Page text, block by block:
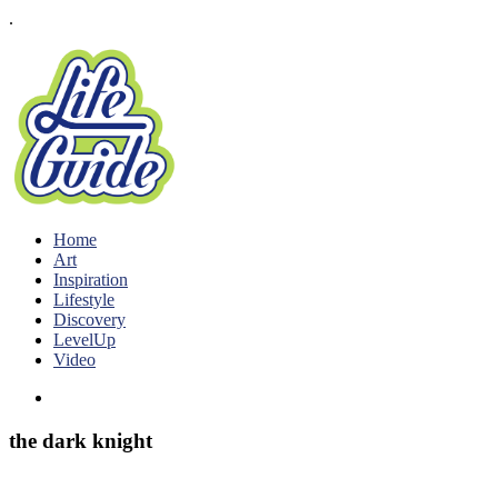
.
Home
Art
Inspiration
Lifestyle
Discovery
LevelUp
Video
the dark knight